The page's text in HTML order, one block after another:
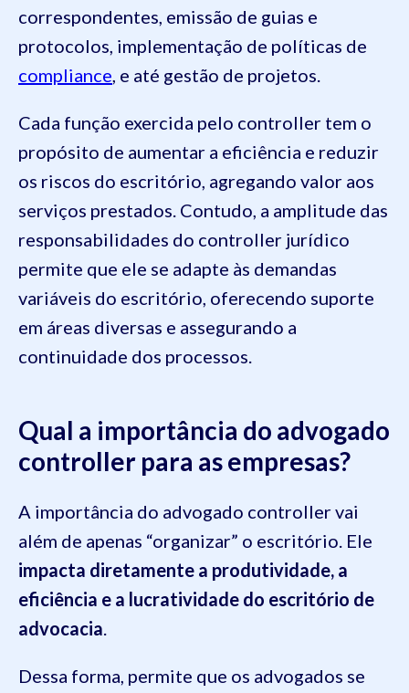
correspondentes, emissão de guias e
protocolos, implementação de políticas de
compliance, e até gestão de projetos.
Cada função exercida pelo controller tem o
propósito de aumentar a eficiência e reduzir
os riscos do escritório, agregando valor aos
serviços prestados. Contudo, a amplitude das
responsabilidades do controller jurídico
permite que ele se adapte às demandas
variáveis do escritório, oferecendo suporte
em áreas diversas e assegurando a
continuidade dos processos.
Qual a importância do advogado
controller para as empresas?
A importância do advogado controller vai
além de apenas “organizar” o escritório. Ele
impacta diretamente a produtividade, a
eficiência e a lucratividade do escritório de
advocacia.
Dessa forma, permite que os advogados se